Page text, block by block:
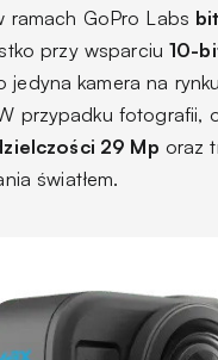
ramach GoPro Labs
przy wsparciu10-
kamera na
przypadku fotografii,
29 Mp oraz
światłem.